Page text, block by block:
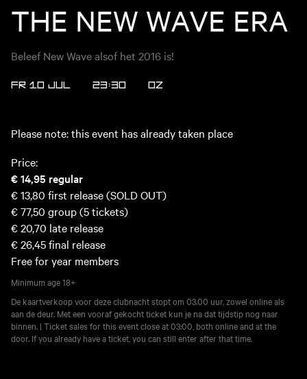
THE NEW WAVE ERA
Beleef New Wave alsof het 2016 is!
FR 10 JUL 23:30 OZ
Please note: this event has already taken place
Price:
€ 14,95 regular
€ 13,80 first release (SOLD OUT)
€ 77,50 group (5 tickets)
€ 20,70 late release
€ 26,45final release
Free for year members
Minimum age18+
De kaartverkoop voor deze clubnacht stopt om 03.00 uur, zowel online als
aan de deur. Met een vooraf gekocht ticket kun je na dat tijdstip nog naar
binnen. | Ticket sales for this event close at 03:00, both online and at the
door. If you already have a ticket, you can still enter after that time.